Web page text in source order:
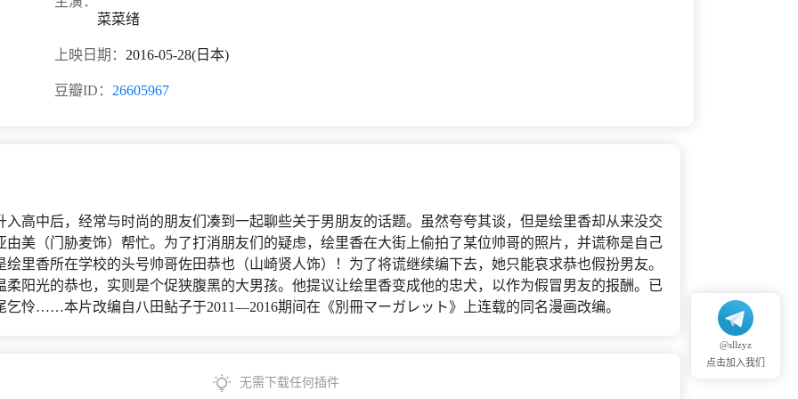
菜菜绪
上映日期： 2016-05-28(日本)
豆瓣ID： 26605967
高中后，经常与时尚的朋友们凑到一起聊些关于男朋友的话题。虽然夸夸其谈，但是绘里香却从来没交
美（门胁麦饰）帮忙。为了打消朋友们的疑虑，绘里香在大街上偷拍了某位帅哥的照片，并谎称是自己
里香所在学校的头号帅哥佐田恭也（山崎贤人饰）！为了将谎继续编下去，她只能哀求恭也假扮男友。
阳光的恭也，实则是个促狭腹黑的大男孩。他提议让绘里香变成他的忠犬，以作为假冒男友的报酬。已
怜……本片改编自八田鲇子于2011—2016期间在《別冊マーガレット》上连载的同名漫画改编。
无需下载任何插件
@sllzyz
点击加入我们